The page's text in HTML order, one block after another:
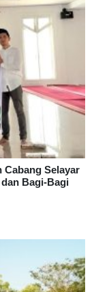
Cabang Selayar
Bagi-Bagi